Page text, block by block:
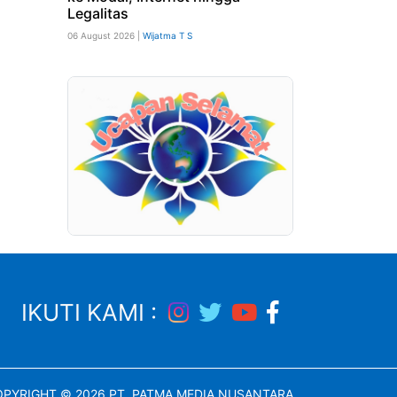
Legalitas
06 August 2026 | Wijatma T S
IKUTI KAMI :
© 2026 PT. PATMA MEDIA NUSANTARA